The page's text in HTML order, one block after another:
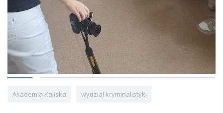
Akademia Kaliska wydział kryminalistyki